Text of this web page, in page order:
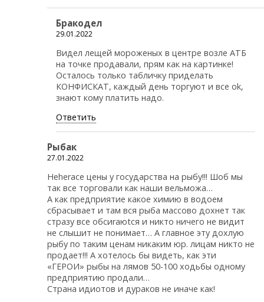
Бракодел
29.01.2022
Видел лещей мороженых в центре возле АТБ
на точке продавали, прям как на картинке!
Осталось только табличку приделать
КОНФИСКАТ, каждый день торгуют и все оk,
знают кому платить надо.
Ответить
Рыбак
27.01.2022
Неhеrасе цены у государства на рыбу!!! Шоб мы
так все торговали как наши вельможа…
А как предприятие какое химию в водоем
сбрасывает и там вся рыба массово дохнет так
стразу все обсиrаюtся и никто ничего не видит
не слышит не понимает… А главное эту дохлую
рыбу по таким ценам никаким юр. лицам никто не
продает!!! А хотелось бы видеть, как эти
«ГЕРОИ» рыбы на лямов 50-100 ходьбы одному
предприятию продали…
Страна идиотов и дураков не иначе как!